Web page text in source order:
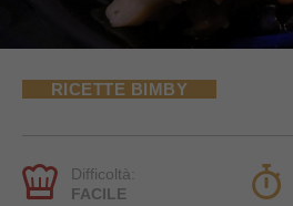
RICETTE BIMBY
Difficoltà:
FACILE